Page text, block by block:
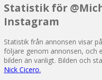
Statistik för
Instagram
Statistik från annonsen visar
följare genom annonsen, och
bilden än vanligt. Bilden och
Nick Cicero.